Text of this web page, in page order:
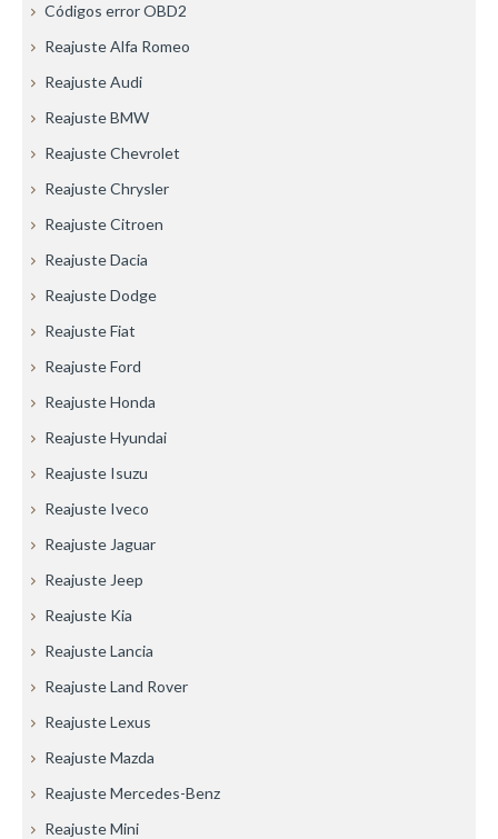
Códigos error OBD2
Reajuste Alfa Romeo
Reajuste Audi
Reajuste BMW
Reajuste Chevrolet
Reajuste Chrysler
Reajuste Citroen
Reajuste Dacia
Reajuste Dodge
Reajuste Fiat
Reajuste Ford
Reajuste Honda
Reajuste Hyundai
Reajuste Isuzu
Reajuste Iveco
Reajuste Jaguar
Reajuste Jeep
Reajuste Kia
Reajuste Lancia
Reajuste Land Rover
Reajuste Lexus
Reajuste Mazda
Reajuste Mercedes-Benz
Reajuste Mini